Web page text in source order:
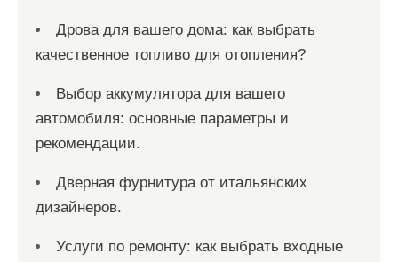
Дрова для вашего дома: как выбрать
качественное топливо для отопления?
Выбор аккумулятора для вашего
автомобиля: основные параметры и
рекомендации.
Дверная фурнитура от итальянских
дизайнеров.
Услуги по ремонту: как выбрать входные